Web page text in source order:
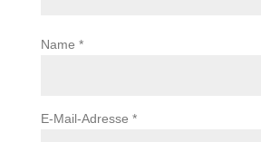
Name *
E-Mail-Adresse *